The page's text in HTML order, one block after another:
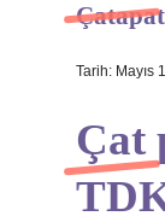
Hakkımızda
Çatapat
Tarih: Mayıs
Çat